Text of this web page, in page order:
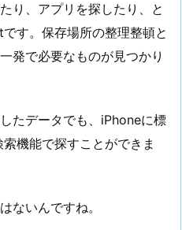
り、アプリを探したり、と
す。保存場所の整理整頓と
発で必要なものが見つかり
たデータでも、iPhoneに標
機能で探すことができま
ないんですね。